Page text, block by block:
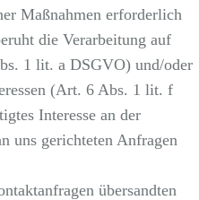
Maßnahmen erforderlich
die Verarbeitung auf
1 lit. a DSGVO) und/oder
(Art. 6 Abs. 1 lit. f
Interesse an der
uns gerichteten Anfragen
übersandten